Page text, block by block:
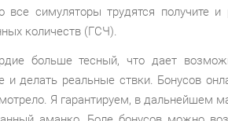
все симуляторы трудятся получите и
количеств (ГСЧ).
больше тесный, что дает
и делать реальные ствки. Бонусов
Я гарантируем, в дальнейшем